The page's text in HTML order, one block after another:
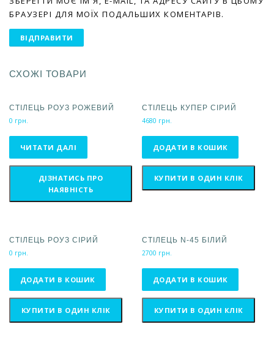
БРАУЗЕРІ ДЛЯ МОЇХ ПОДАЛЬШИХ КОМЕНТАРІВ.
СХОЖІ ТОВАРИ
СТІЛЕЦЬ РОУЗ РОЖЕВИЙ
0 грн.
ЧИТАТИ ДАЛІ
ДІЗНАТИСЬ ПРО
НАЯВНІСТЬ
СТІЛЕЦЬ КУПЕР СІРИЙ
4680 грн.
ДОДАТИ В КОШИК
КУПИТИ В ОДИН КЛІК
СТІЛЕЦЬ РОУЗ СІРИЙ
0 грн.
ДОДАТИ В КОШИК
КУПИТИ В ОДИН КЛІК
СТІЛЕЦЬ N-45 БІЛИЙ
2700 грн.
ДОДАТИ В КОШИК
КУПИТИ В ОДИН КЛІК